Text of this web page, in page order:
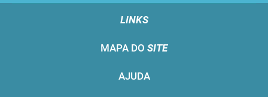
LINKS
MAPA DO SITE
AJUDA